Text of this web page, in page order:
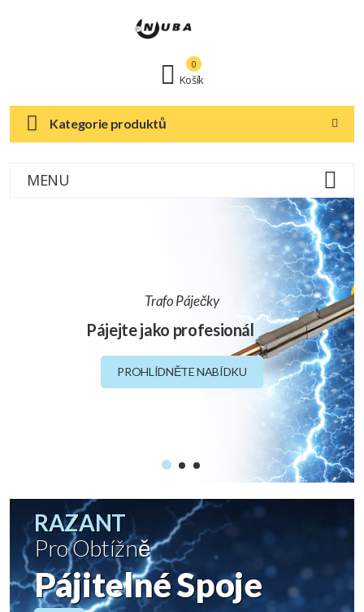
Košík
0
Kategorie produktů
MENU
Trafo Páječky
Pájejte jako profesionál
PROHLÍDNĚTE NABÍDKU
RAZANT
Pro Obtížně
Pájitelné Spoje